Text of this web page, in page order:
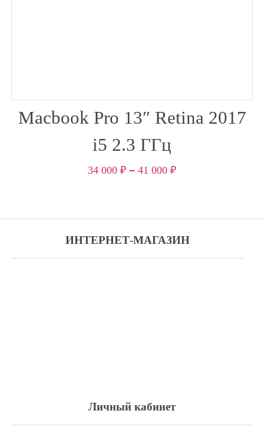
Macbook Pro 13″ Retina 2017
i5 2.3 ГГц
34 000 ₽ – 41 000 ₽
ИНТЕРНЕТ-МАГАЗИН
Личный кабинет